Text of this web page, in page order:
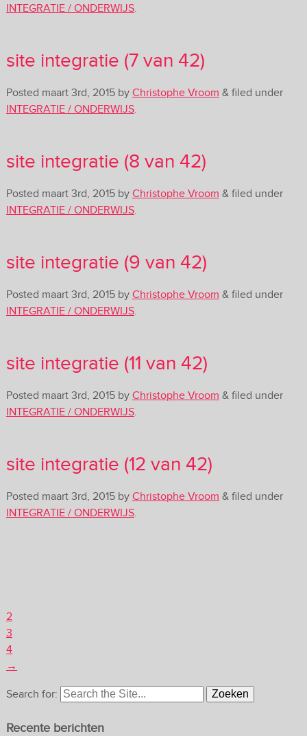
INTEGRATIE / ONDERWIJS.
site integratie (7 van 42)
Posted maart 3rd, 2015by Christophe Vroom &filed under
INTEGRATIE / ONDERWIJS.
site integratie (8 van 42)
Posted maart 3rd, 2015by Christophe Vroom &filed under
INTEGRATIE / ONDERWIJS.
site integratie (9 van 42)
Posted maart 3rd, 2015by Christophe Vroom &filed under
INTEGRATIE / ONDERWIJS.
site integratie (11 van 42)
Posted maart 3rd, 2015by Christophe Vroom &filed under
INTEGRATIE / ONDERWIJS.
site integratie (12 van 42)
Posted maart 3rd, 2015by Christophe Vroom &filed under
INTEGRATIE / ONDERWIJS.
2
3
4
→
Search for:
Recente berichten